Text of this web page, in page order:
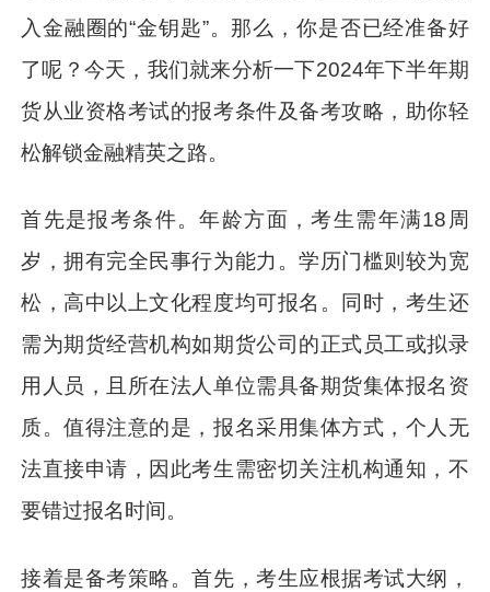
入金融圈的“金钥匙”。那么，你是否已经准备好
了呢？今天，我们就来分析一下2024年下半年期
货从业资格考试的报考条件及备考攻略，助你轻
松解锁金融精英之路。
首先是报考条件。年龄方面，考生需年满18周
岁，拥有完全民事行为能力。学历门槛则较为宽
松，高中以上文化程度均可报名。同时，考生还
需为期货经营机构如期货公司的正式员工或拟录
用人员，且所在法人单位需具备期货集体报名资
质。值得注意的是，报名采用集体方式，个人无
法直接申请，因此考生需密切关注机构通知，不
要错过报名时间。
接着是备考策略。首先，考生应根据考试大纲，